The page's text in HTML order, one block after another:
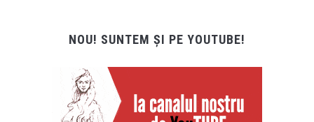
NOU! SUNTEM ȘI PE YOUTUBE!